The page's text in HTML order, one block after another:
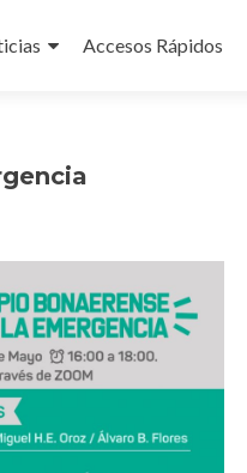
Accesos Rápidos